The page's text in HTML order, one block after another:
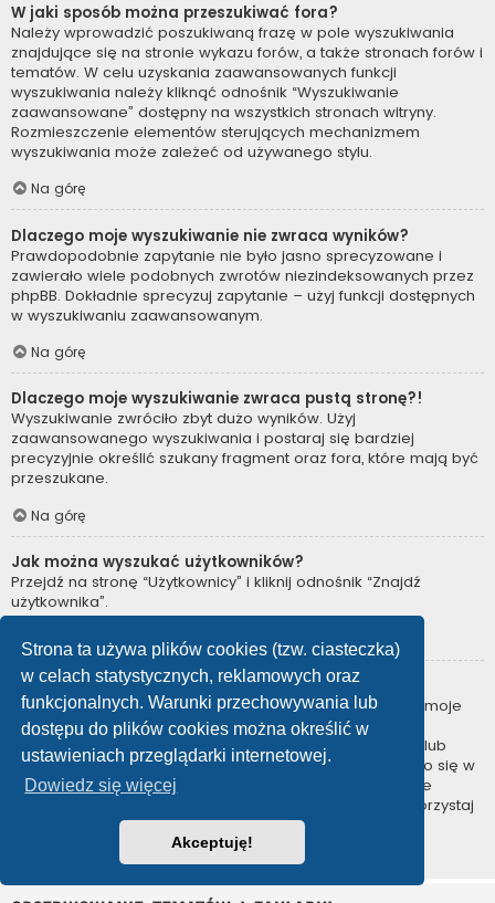
Strona ta używa plików cookies (tzw. ciasteczka)
w celach statystycznych, reklamowych oraz
funkcjonalnych. Warunki przechowywania lub
dostępu do plików cookies można określić w
ustawieniach przeglądarki internetowej.
Dowiedz się więcej
Akceptuję!
W jaki sposób można przeszukiwać fora?
Należy wprowadzić poszukiwaną frazę w pole wyszukiwania
znajdujące się na stronie wykazu forów, a także stronach forów i
tematów. W celu uzyskania zaawansowanych funkcji
wyszukiwania należy kliknąć odnośnik “Wyszukiwanie
zaawansowane” dostępny na wszystkich stronach witryny.
Rozmieszczenie elementów sterujących mechanizmem
wyszukiwania może zależeć od używanego stylu.
Na górę
Dlaczego moje wyszukiwanie nie zwraca wyników?
Prawdopodobnie zapytanie nie było jasno sprecyzowane i
zawierało wiele podobnych zwrotów niezindeksowanych przez
phpBB. Dokładnie sprecyzuj zapytanie – użyj funkcji dostępnych
w wyszukiwaniu zaawansowanym.
Na górę
Dlaczego moje wyszukiwanie zwraca pustą stronę?!
Wyszukiwanie zwróciło zbyt dużo wyników. Użyj
zaawansowanego wyszukiwania i postaraj się bardziej
precyzyjnie określić szukany fragment oraz fora, które mają być
przeszukane.
Na górę
Jak można wyszukać użytkowników?
Przejdź na stronę “Użytkownicy” i kliknij odnośnik “Znajdź
użytkownika”.
Na górę
W jaki sposób można znaleźć swoje posty i tematy?
Swoje posty można znaleźć, klikając odnośnik “Wyświetl moje
posty” znajdujący się w panelu zarządzania kontem lub
odnośnik “Posty użytkownika” na stronie swojego profilu lub
wybierając „Twoje posty” z menu „Więcej…” znajdującego się w
górnym lewym rogu witryny. Jeśli chcesz wyszukać swoje
tematy, użyj strony wyszukiwania zaawansowanego i skorzystaj
z odpowiednich funkcji.